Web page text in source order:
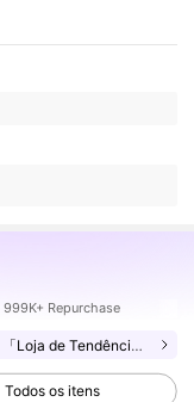
999K+ Repurchase
「Loja de Tendências」
Todos os itens